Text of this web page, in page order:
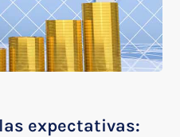
expectativas: